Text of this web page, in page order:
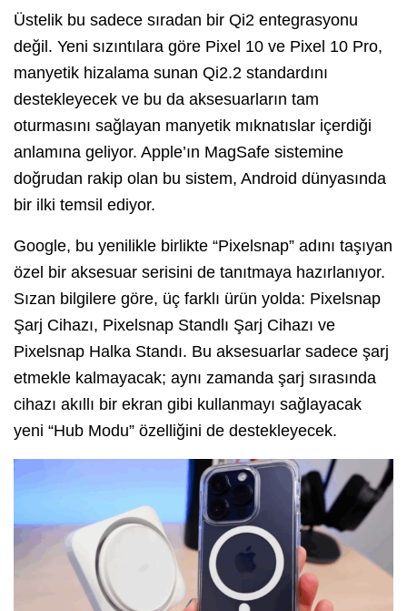
Üstelik bu sadece sıradan bir Qi2 entegrasyonu
değil. Yeni sızıntılara göre Pixel 10 ve Pixel 10 Pro,
manyetik hizalama sunan Qi2.2 standardını
destekleyecek ve bu da aksesuarların tam
oturmasını sağlayan manyetik mıknatıslar içerdiği
anlamına geliyor. Apple’ın MagSafe sistemine
doğrudan rakip olan bu sistem, Android dünyasında
bir ilki temsil ediyor.
Google, bu yenilikle birlikte “Pixelsnap” adını taşıyan
özel bir aksesuar serisini de tanıtmaya hazırlanıyor.
Sızan bilgilere göre, üç farklı ürün yolda: Pixelsnap
Şarj Cihazı, Pixelsnap Standlı Şarj Cihazı ve
Pixelsnap Halka Standı. Bu aksesuarlar sadece şarj
etmekle kalmayacak; aynı zamanda şarj sırasında
cihazı akıllı bir ekran gibi kullanmayı sağlayacak
yeni “Hub Modu” özelliğini de destekleyecek.